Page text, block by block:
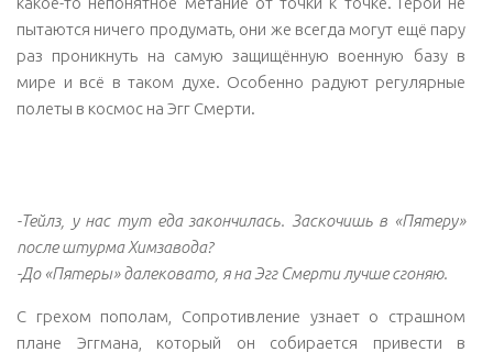
«Ой, да это же игра для детей, там не должно быть
жестокости!»
Небольшой экскурс в историю серии:
Sonic Adventure: Пачакамак был убит Хаосом.
Sonic Adventure 2: Солдат G.U.N. застрелил Марию, а её
захотели делать что-то адекватное, они хотели добавить
глупых шутеек в диалоге с Завоком. С иллюзией Завока,
которая, по словам Шедоу, не обладает «душой и